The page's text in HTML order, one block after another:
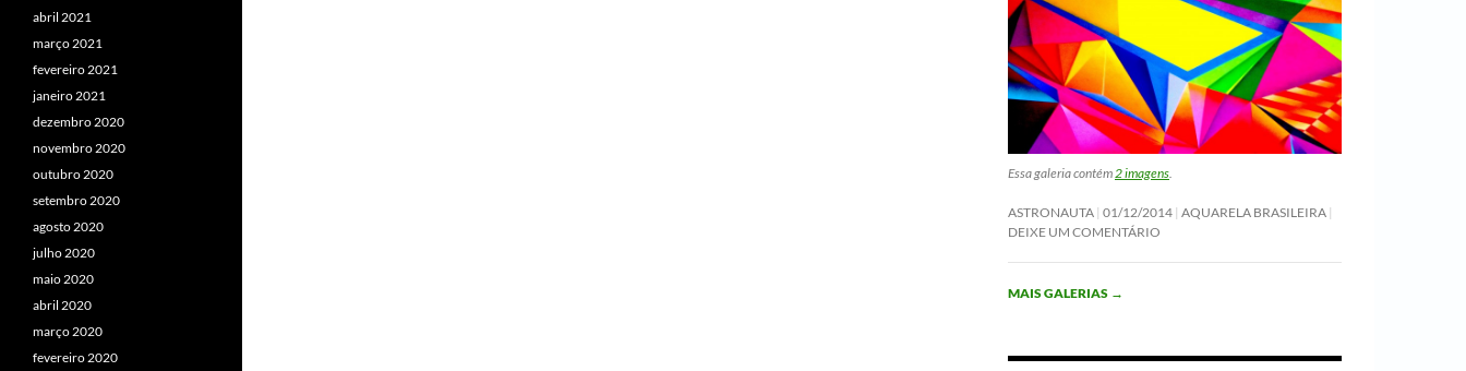
Essa galeria contém2 imagens.
ASTRONAUTA 01/12/2014 AQUARELA BRASILEIRA
DEIXE UM COMENTÁRIO
MAIS GALERIAS →
abril 2021
março 2021
fevereiro 2021
janeiro 2021
dezembro 2020
novembro 2020
outubro 2020
setembro 2020
agosto 2020
julho 2020
maio 2020
abril 2020
março 2020
fevereiro 2020